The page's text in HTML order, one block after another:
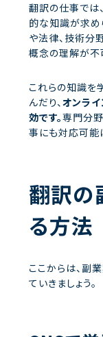
翻訳の仕事では
的な知識が求め
や法律、技術分
概念の理解が不
これらの知識を
んだり、オンラ
効です。専門分
事にも対応可能
翻訳の
る方法
ここからは、副
ていきましょう。